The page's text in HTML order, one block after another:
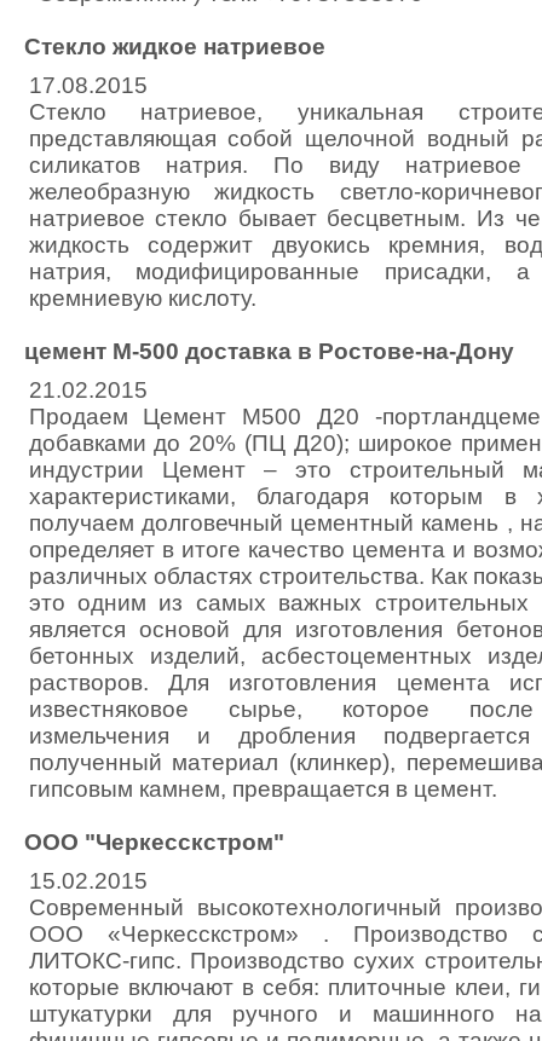
Стекло жидкое натриевое
17.08.2015
Стекло натриевое, уникальная
представляющая собой щелочной водный
силикатов натрия. По виду натриевое
желеобразную жидкость светло-
натриевое стекло бывает бесцветным. Из
жидкость содержит двуокись кремния,
натрия, модифицированные присадки,
кремниевую кислоту.
цемент М-500 доставка в Ростове-на-Дону
21.02.2015
Продаем Цемент М500 Д20 -
добавками до 20% (ПЦ Д20); широкое
индустрии Цемент – это строительный
характеристиками, благодаря которым в
получаем долговечный цементный камень ,
определяет в итоге качество цемента и
различных областях строительства. Как
это одним из самых важных строительных
является основой для изготовления
бетонных изделий, асбестоцементных
растворов. Для изготовления цемента
известняковое сырье, которое после
измельчения и дробления
полученный материал (клинкер),
гипсовым камнем, превращается в цемент.
ООО "Черкесскстром"
15.02.2015
Современный высокотехнологичный
ООО «Черкесскстром» . Производство
ЛИТОКС-гипс. Производство сухих
которые включают в себя: плиточные клеи,
штукатурки для ручного и машинного